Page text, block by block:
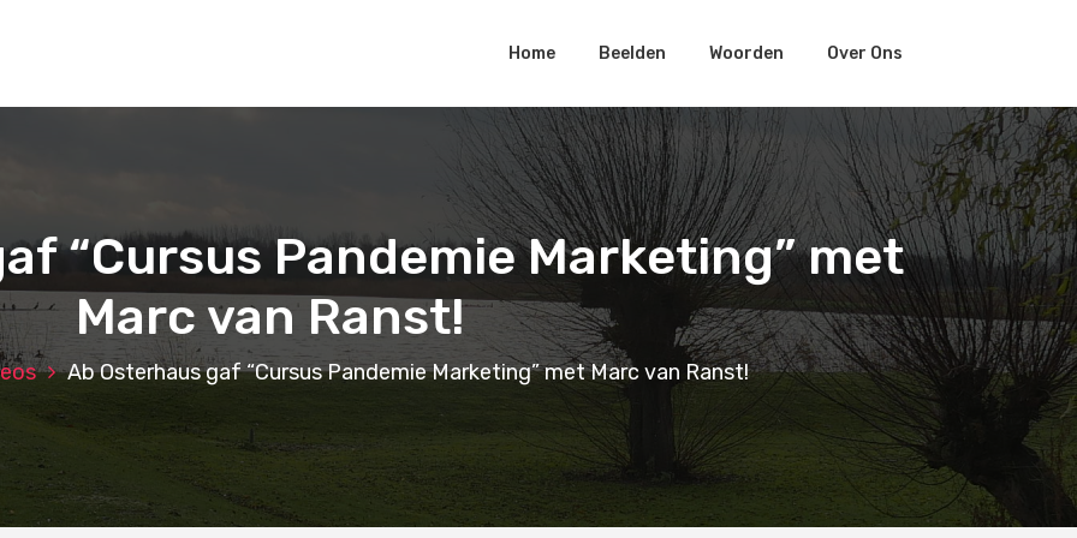
Home Beelden Woorden Over Ons
“Cursus Pandemie Marketing” met
Marc van Ranst!
Ab Osterhaus gaf “Cursus Pandemie Marketing” met Marc van Ranst!